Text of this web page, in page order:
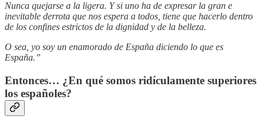
Nunca quejarse a la ligera. Y si uno ha de expresar la gran e
inevitable derrota que nos espera a todos, tiene que hacerlo dentro
de los confines estrictos de la dignidad y de la belleza.
O sea, yo soy un enamorado de España diciendo lo que es
España.”
Entonces… ¿En qué somos ridículamente superiores
los españoles?